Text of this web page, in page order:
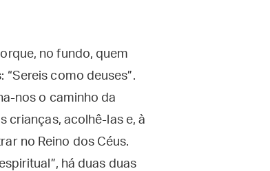
no fundo, quem
como deuses”.
nos o caminho da
crianças, acolhê-las e, à
no Reino dos Céus.
há duas duas